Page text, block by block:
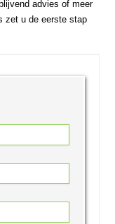
advies of meer
zet u de eerste stap